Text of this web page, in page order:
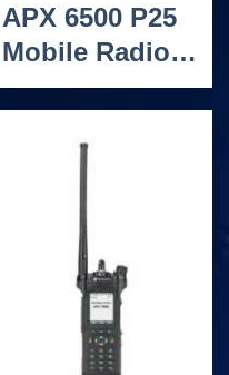
APX 6500 P25
Mobile Radio
Original – Bộ
Đàm Di Động
P25 Linh Hoạt